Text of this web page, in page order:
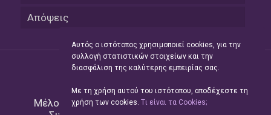
Απόψεις
Μέλος του Δικτύου τηςHellas Press Media
Αυτός ο ιστότοπος χρησιμοποιεί cookies, για την
συλλογή στατιστικών στοιχείων και την
διασφάλιση της καλύτερης εμπειρίας σας.
Με τη χρήση αυτού του ιστότοπου, αποδέχεστε τη
χρήση των cookies. Tι είναι τα Cookies;